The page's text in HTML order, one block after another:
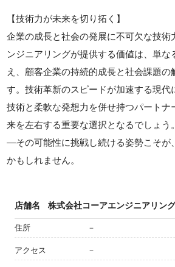
【技術力が未来を切り拓く】
企業の成長と社会の発展に不可欠な技術
ンジニアリングが提供する価値は、単な
え、顧客企業の持続的成長と社会課題の
す。技術革新のスピードが加速する現代
技術と柔軟な発想力を併せ持つパートナ
来を左右する重要な選択となるでしょう
—その可能性に挑戦し続ける姿勢こそが
かもしれません。
店舗名 株式会社コーアエンジニアリング
住所 －
アクセス －